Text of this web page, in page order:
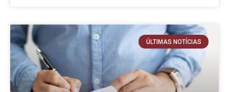
ÚLTIMAS NOTÍCIAS